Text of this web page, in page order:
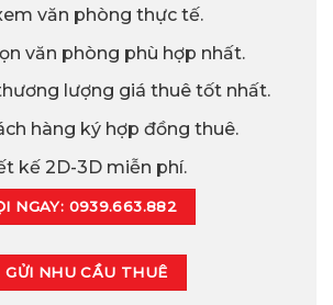
văn phòng thực tế.
văn phòng phù hợp nhất.
lượng giá thuê tốt nhất.
hàng ký hợp đồng thuê.
kế 2D-3D miễn phí.
NGAY: 0939.663.882
GỬI NHU CẦU THUÊ